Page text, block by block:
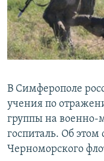
ПОБЕДИТЕЛЕЙ НЕ
КРЫМ.НЕПОКОРЕННЫЙ
ELIFBE
ПРИСОЕДИНЯЙТЕСЬ!
Все сайты RFE/RL
В Симферополе
учения по
группы на военно-
госпиталь. Об этом
Черноморского